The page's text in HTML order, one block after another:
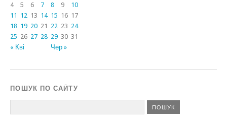
« Кві Чер »
4
5 6 7 8 9
10
11 12 13 14 15 16 17
18 19 20 21 22 23 24
25 26 27 28 29 30 31
ПОШУК ПО САЙТУ